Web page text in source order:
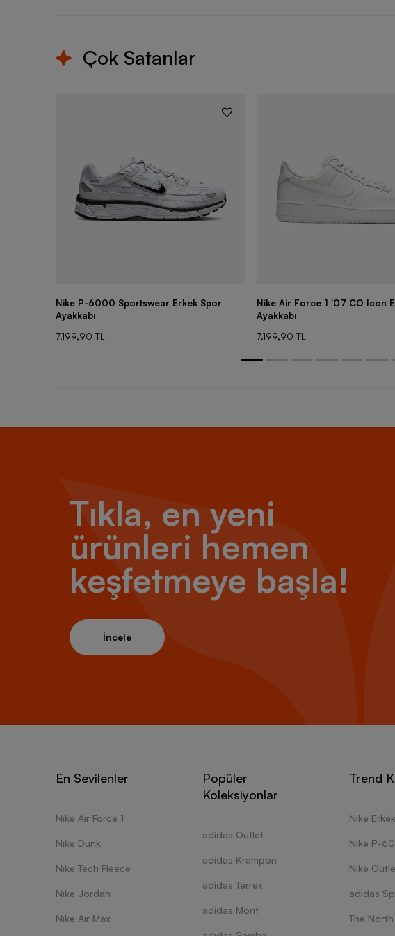
Çok Satanlar
Nike P-6000 Sportswear Erkek Spor
Ayakkabı
7.199,90 TL
Nike Air Force 1 '07 CO Icon
Ayakkabı
7.199,90 TL
Tıkla, en yeni
ürünleri hemen
keşfetmeye başla!
İncele
En Sevilenler
Nike Air Force 1
Nike Dunk
Nike Tech Fleece
Nike Jordan
Nike Air Max
Popüler
Koleksiyonlar
adidas Outlet
adidas Krampon
adidas Terrex
adidas Mont
Trend
Nike
Nike P-
Nike
adidas
The North